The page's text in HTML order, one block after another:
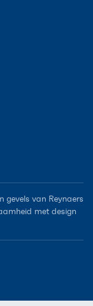
gevels van Reynaers
met design